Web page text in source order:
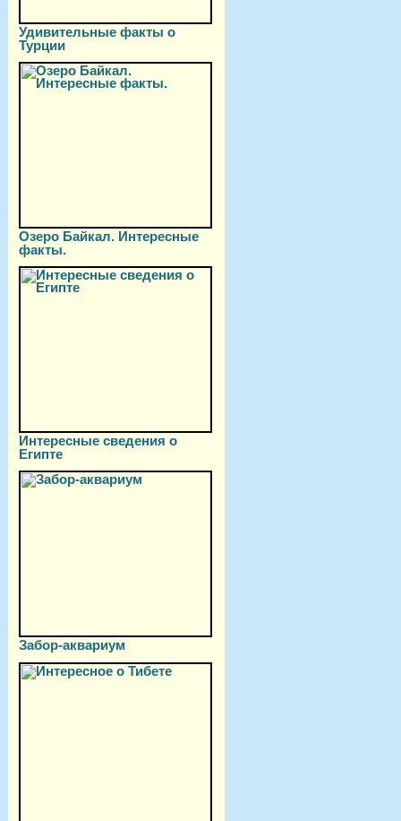
Удивительные факты о
Турции
Озеро Байкал. Интересные
факты.
Интересные сведения о
Египте
Забор-аквариум